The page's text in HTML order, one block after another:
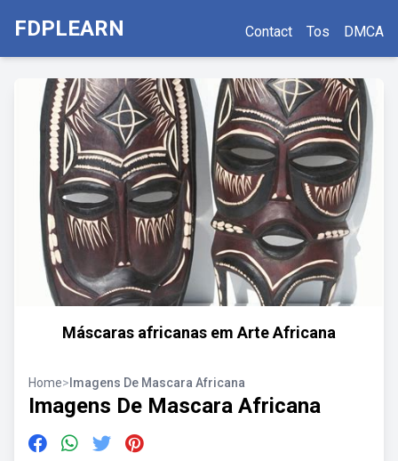
FDPLEARN Contact Tos DMCA
Máscaras africanas em Arte Africana
Home> Imagens De Mascara Africana
Imagens De Mascara Africana